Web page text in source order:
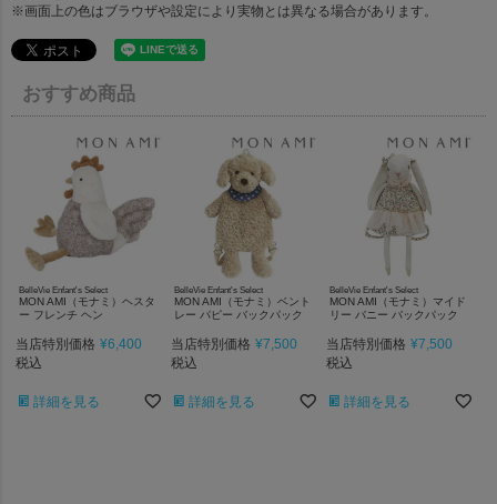
※画面上の色はブラウザや設定により実物とは異なる場合があります。
おすすめ商品
BelleVie Enfant's Select
MON AMI（モナミ）ヘスタ
ー フレンチ ヘン
当店特別価格 ¥6,400
税込
詳細を見る
BelleVie Enfant's Select
MON AMI（モナミ）ベント
レー パピー バックパック
当店特別価格 ¥7,500
税込
詳細を見る
BelleVie Enfant's Select
MON AMI（モナミ）マイド
リー バニー バックパック
当店特別価格 ¥7,500
税込
詳細を見る